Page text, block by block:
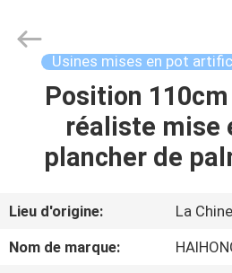
MAISON
PRODUITS
VIDÉOS
Usines mises en pot
Position
réaliste mise
plancher de
Lieu d'origine:
La Chine
Nom de marque: